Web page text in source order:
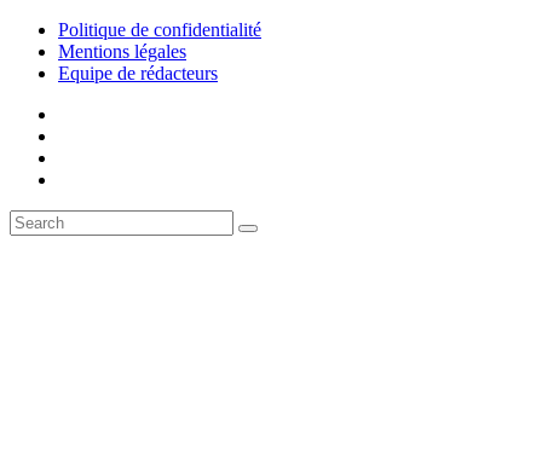
Politique de confidentialité
Mentions légales
Equipe de rédacteurs